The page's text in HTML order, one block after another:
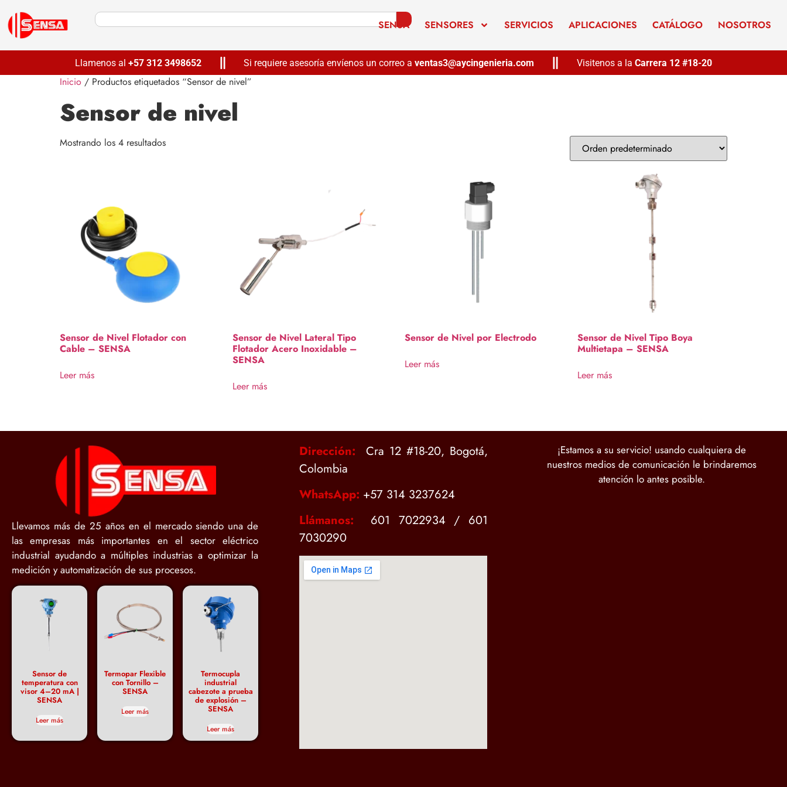
SENSA SENSORES SERVICIOS APLICACIONES CATÁLOGO NOSOTROS
Llamenos al +57 312 3498652 Si requiere asesoría envíenos un correo aventas3@aycingenieria.com Visitenos a laCarrera 12 #18-20
Inicio / Productos etiquetados “Sensor de nivel”
Sensor de nivel
Mostrando los 4 resultados
Sensor de Nivel Flotador con
Cable – SENSA
Leer más
Sensor de Nivel Lateral Tipo
Flotador Acero Inoxidable –
SENSA
Leer más
Sensor de Nivel por Electrodo
Leer más
Sensor de Nivel Tipo Boya
Multietapa – SENSA
Leer más
Llevamos más de 25 años en el mercado siendo una de
las empresas más importantes en el sector eléctrico
industrial ayudando a múltiples industrias a optimizar la
medición y automatización de sus procesos.
Sensor de
temperatura con
visor 4–20 mA |
SENSA
Leer más
Termopar Flexible
con Tornillo –
SENSA
Leer más
Termocupla
industrial
cabezote a prueba
de explosión –
SENSA
Leer más
Dirección:
Cra 12 #18-20, Bogotá,
Colombia
WhatsApp: +57 314 3237624
Llámanos: 601 7022934 / 601
7030290
¡Estamos a su servicio! usando cualquiera de
nuestros medios de comunicación le brindaremos
atención lo antes posible.